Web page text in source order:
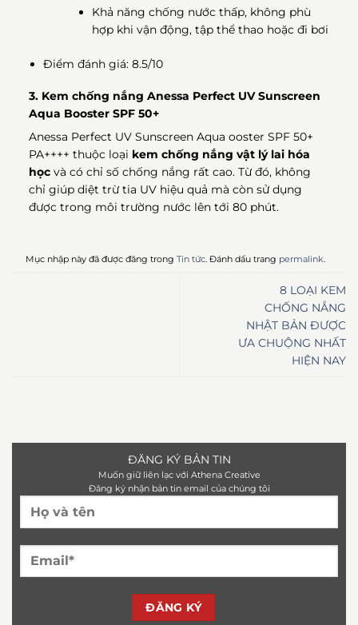
Khả năng chống nước thấp, không phù
hợp khi vận động, tập thể thao hoặc đi bơi
Điểm đánh giá: 8.5/10
3. Kem chống nắng Anessa Perfect UV Sunscreen
Aqua Booster SPF 50+
Anessa Perfect UV Sunscreen Aqua ooster SPF 50+
PA++++ thuộc loại kem chống nắng vật lý lai hóa
học và có chỉ số chống nắng rất cao. Từ đó, không
chỉ giúp diệt trừ tia UV hiệu quả mà còn sử dụng
được trong môi trường nước lên tới 80 phút.
Mục nhập này đã được đăng trong Tin tức. Đánh dấu trang permalink.
8 LOẠI KEM
CHỐNG NẮNG
NHẬT BẢN ĐƯỢC
ƯA CHUỘNG NHẤT
HIỆN NAY
ĐĂNG KÝ BẢN TIN
Muốn giữ liên lạc với Athena Creative
Đăng ký nhận bản tin email của chúng tôi